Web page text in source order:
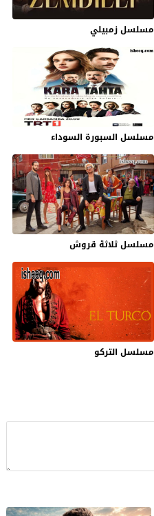
مسلسل زمبيلي
مسلسل السبورة السوداء
مسلسل ثلاثة قروش
مسلسل التركو